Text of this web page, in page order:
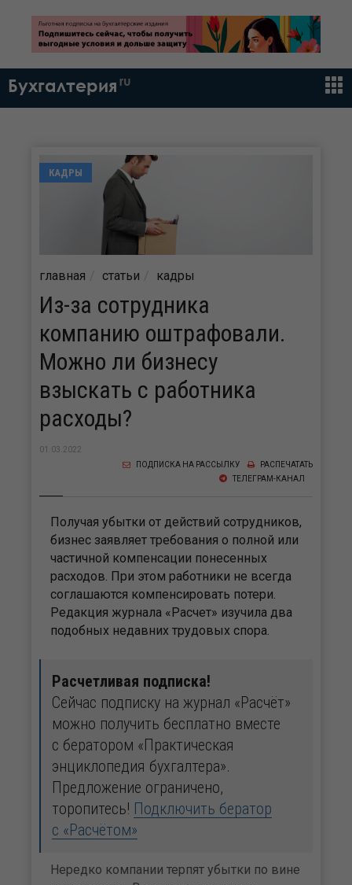
Бухгалтерия ru
КАДРЫ
главная статьи кадры
Из-за сотрудника
компанию оштрафовали.
Можно ли бизнесу
взыскать с работника
расходы?
01.03.2022
РАСПЕЧАТАТЬ
ПОДПИСКА НА РАССЫЛКУ
ТЕЛЕГРАМ-КАНАЛ
Получая убытки от действий сотрудников,
бизнес заявляет требования о полной или
частичной компенсации понесенных
расходов. При этом работники не всегда
соглашаются компенсировать потери.
Редакция журнала «Расчет» изучила два
подобных недавних трудовых спора.
Расчетливая подписка!
Сейчас подписку на журнал «Расчёт»
можно получить бесплатно вместе
с бератором «Практическая
энциклопедия бухгалтера».
Предложение ограничено,
торопитесь! Подключить бератор
с «Расчётом»
Нередко компании терпят убытки по вине